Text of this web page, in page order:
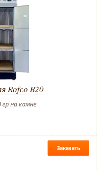
Rofco B20
гр на камне
Заказать